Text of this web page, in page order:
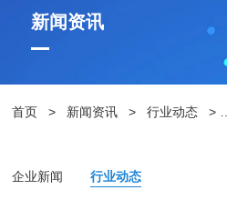
新闻资讯
首页 > 新闻资讯 > 行业动态 >
企业新闻 行业动态